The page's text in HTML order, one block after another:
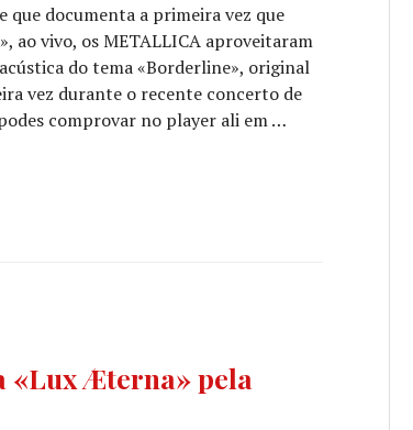
documenta a primeira vez que
ao vivo, os METALLICA aproveitaram
do tema «Borderline», original
vez durante o recente concerto de
comprovar no player ali em …
sua versão de «Borderline», dos THIN LIZZY
«Lux Æterna» pela